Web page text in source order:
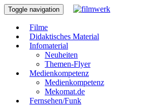
Toggle navigation
Filme
Didaktisches Material
Infomaterial
Neuheiten
Themen-Flyer
Medienkompetenz
Medienkompetenz
Mekomat.de
Fernsehen/Funk